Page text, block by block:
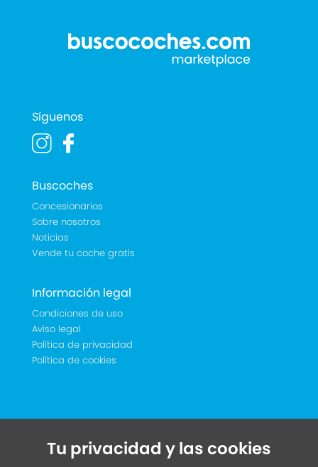
Síguenos
Buscoches
Concesionarios
Sobre nosotros
Noticias
Vende tu coche gratis
Información legal
Condiciones de uso
Aviso legal
Política de privacidad
Política de cookies
Tu privacidad y las cookies